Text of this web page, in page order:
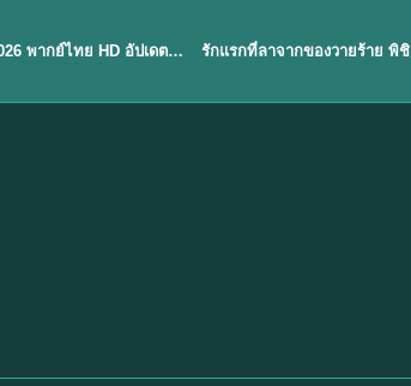
EP.1องค์ชายสี่เจ้าสำราญ 2026 พากย์ไทย HD อัปเดตล่าสุด ดูออนไลน์